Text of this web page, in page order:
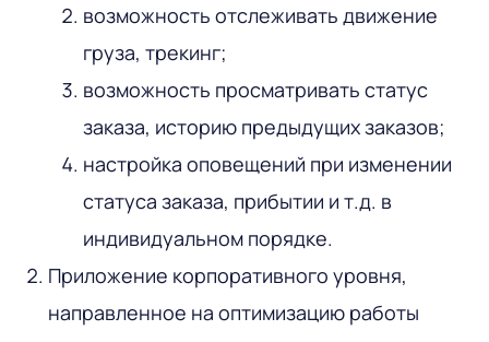
возможность отслеживать движение
груза, трекинг;
возможность просматривать статус
заказа, историю предыдущих заказов;
настройка оповещений при изменении
статуса заказа, прибытии и т.д. в
индивидуальном порядке.
Приложение корпоративного уровня,
направленное на оптимизацию работы